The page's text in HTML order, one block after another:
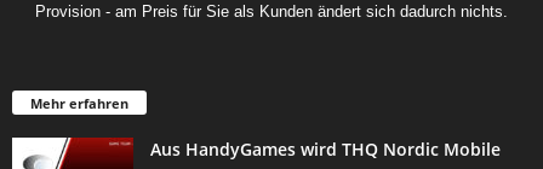
Provision - am Preis für Sie als Kunden ändert sich dadurch nichts.
Mehr erfahren
Aus HandyGames wird THQ Nordic Mobile